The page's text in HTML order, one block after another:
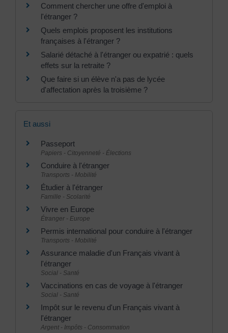
Comment chercher une offre d'emploi à
l'étranger ?
Quels emplois proposent les institutions
françaises à l'étranger ?
Salarié détaché à l'étranger ou expatrié : quels
effets sur la retraite ?
Que faire si un élève n'a pas de lycée
d'affectation après la troisième ?
Et aussi
Passeport
Papiers - Citoyenneté - Élections
Conduire à l'étranger
Transports - Mobilité
Étudier à l'étranger
Famille - Scolarité
Vivre en Europe
Étranger - Europe
Permis international pour conduire à l'étranger
Transports - Mobilité
Assurance maladie d'un Français vivant à
l'étranger
Social - Santé
Vaccinations en cas de voyage à l'étranger
Social - Santé
Impôt sur le revenu d'un Français vivant à
l'étranger
Argent - Impôts - Consommation